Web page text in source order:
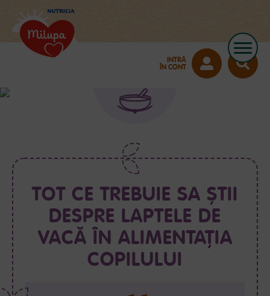
INTRĂ
ÎN CONT
TOT CE TREBUIE SA ȘTII
DESPRE LAPTELE DE
VACĂ ÎN ALIMENTAȚIA
COPILULUI